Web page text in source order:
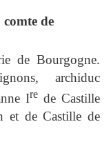
de
de Bourgogne.
archiduc
Ire de Castille
et de Castille de